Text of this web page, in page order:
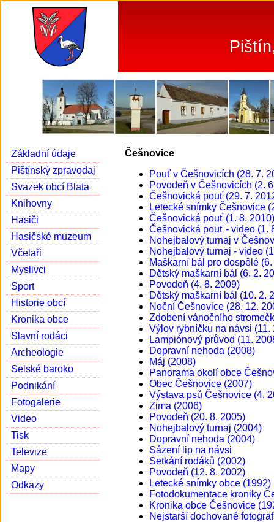
Základní údaje
Pištínský zpravodaj
Svazek obcí Blata
Knihovny
Hasiči
Hasičské muzeum
Včelaři
Myslivci
Sport
Historie obcí
Kronika obce
Slavní rodáci
Archeologie
Selské baroko
Podnikání
Fotogalerie
Video
Tisk
Televize
Mapy
Odkazy
Češnovice
Pouť v Češnovicích (28. 7.
Povodeň v Češnovicích (2.
Češnovická pouť (29. 7.
Letecké snímky Češnovice
Češnovická pouť (1. 8. 2010)
Češnovická pouť - video (1.
Nohejbalový turnaj v
Nohejbalový turnaj - video
Maškarní bál pro dospělé
Dětský maškarní bál (6. 2.
Povodeň (4. 8. 2009)
Dětský maškarní bál (10. 2.
Noční Češnovice (28. 12.
Zdobení vánočního
Výlov rybníčku na návsi (11.
Lampiónový průvod (11.
Dopravní nehoda (2008)
Máj (2008)
Panorama okolí obce
Obec Češnovice (2007)
Výstava psů Češnovice (4.
Zima (2006)
Povodeň (20. 8. 2005)
Nohejbalový turnaj (2004)
Dopravní nehoda (2004)
Sázení lip na návsi
Setkání rodáků (2002)
Povodeň (12. 8. 2002)
Letecké snímky obce (1992)
Fotodokumentace kroniky
Kronika obce Češnovice
Nejstarší dochované